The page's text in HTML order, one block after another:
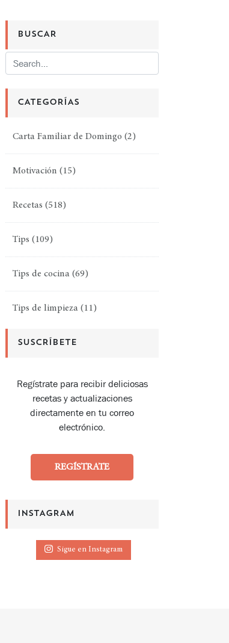
BUSCAR
CATEGORÍAS
Carta Familiar de Domingo (2)
Motivación (15)
Recetas (518)
Tips (109)
Tips de cocina (69)
Tips de limpieza (11)
SUSCRÍBETE
Regístrate para recibir deliciosas
recetas y actualizaciones
directamente en tu correo
electrónico.
REGÍSTRATE
INSTAGRAM
Sigue en Instagram